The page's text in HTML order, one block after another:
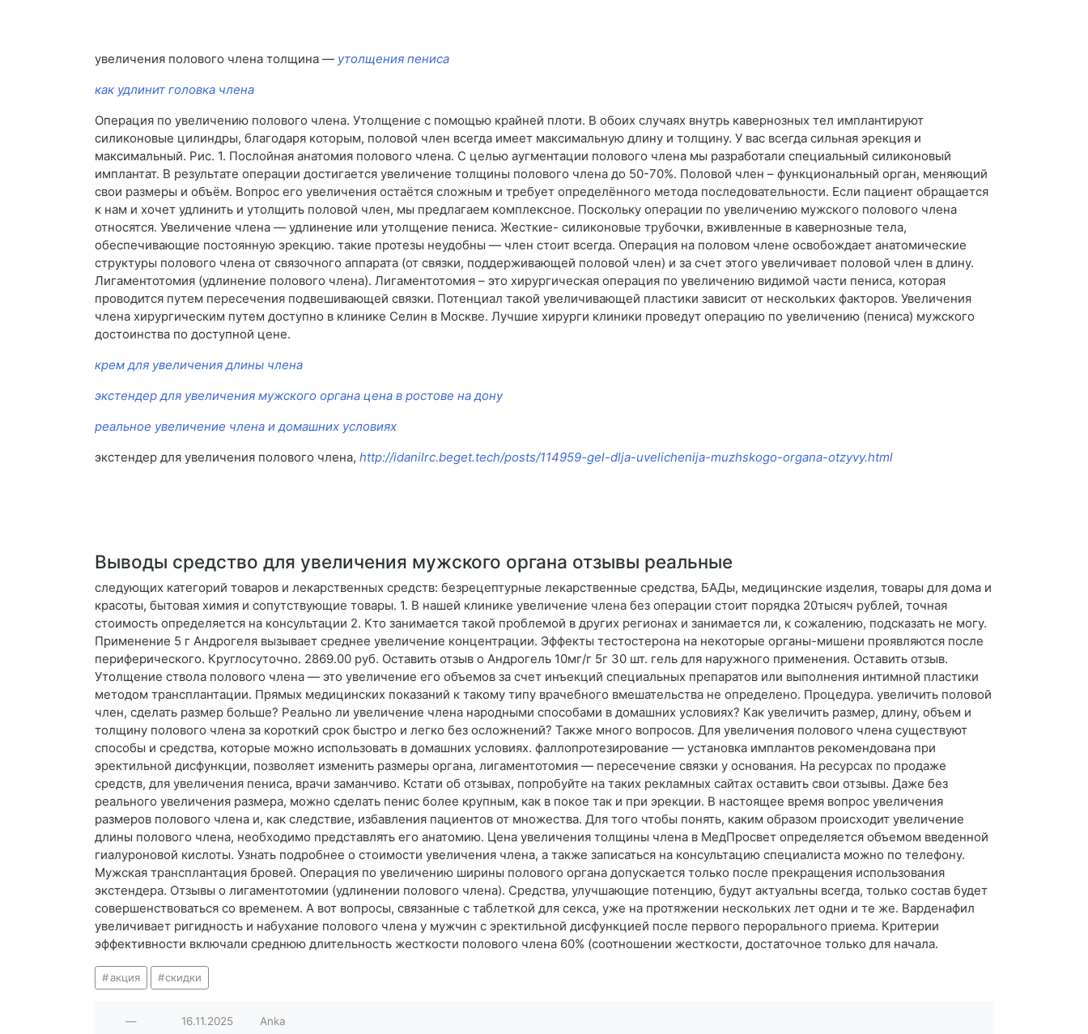
увеличения полового члена толщина — утолщения пениса
как удлинит головка члена
Операция по увеличению полового члена. Утолщение с помощью крайней плоти. В обоих случаях внутрь кавернозных тел имплантируют
силиконовые цилиндры, благодаря которым, половой член всегда имеет максимальную длину и толщину. У вас всегда сильная эрекция и
максимальный. Рис. 1. Послойная анатомия полового члена. С целью аугментации полового члена мы разработали специальный силиконовый
имплантат. В результате операции достигается увеличение толщины полового члена до 50-70%. Половой член – функциональный орган, меняющий
свои размеры и объём. Вопрос его увеличения остаётся сложным и требует определённого метода последовательности. Если пациент обращается
к нам и хочет удлинить и утолщить половой член, мы предлагаем комплексное. Поскольку операции по увеличению мужского полового члена
относятся. Увеличение члена — удлинение или утолщение пениса. Жесткие- силиконовые трубочки, вживленные в кавернозные тела,
обеспечивающие постоянную эрекцию. такие протезы неудобны — член стоит всегда. Операция на половом члене освобождает анатомические
структуры полового члена от связочного аппарата (от связки, поддерживающей половой член) и за счет этого увеличивает половой член в длину.
Лигаментотомия (удлинение полового члена). Лигаментотомия – это хирургическая операция по увеличению видимой части пениса, которая
проводится путем пересечения подвешивающей связки. Потенциал такой увеличивающей пластики зависит от нескольких факторов. Увеличения
члена хирургическим путем доступно в клинике Селин в Москве. Лучшие хирурги клиники проведут операцию по увеличению (пениса) мужского
достоинства по доступной цене.
крем для увеличения длины члена
экстендер для увеличения мужского органа цена в ростове на дону
реальное увеличение члена и домашних условиях
экстендер для увеличения полового члена, http://idanilrc.beget.tech/posts/114959-gel-dlja-uvelichenija-muzhskogo-organa-otzyvy.html
Выводы средство для увеличения мужского органа отзывы реальные
следующих категорий товаров и лекарственных средств: безрецептурные лекарственные средства, БАДы, медицинские изделия, товары для дома и
красоты, бытовая химия и сопутствующие товары. 1. В нашей клинике увеличение члена без операции стоит порядка 20тысяч рублей, точная
стоимость определяется на консультации 2. Кто занимается такой проблемой в других регионах и занимается ли, к сожалению, подсказать не могу.
Применение 5 г Андрогеля вызывает среднее увеличение концентрации. Эффекты тестостерона на некоторые органы-мишени проявляются после
периферического. Круглосуточно. 2869.00 руб. Оставить отзыв о Андрогель 10мг/г 5г 30 шт. гель для наружного применения. Оставить отзыв.
Утолщение ствола полового члена — это увеличение его объемов за счет инъекций специальных препаратов или выполнения интимной пластики
методом трансплантации. Прямых медицинских показаний к такому типу врачебного вмешательства не определено. Процедура. увеличить половой
член, сделать размер больше? Реально ли увеличение члена народными способами в домашних условиях? Как увеличить размер, длину, объем и
толщину полового члена за короткий срок быстро и легко без осложнений? Также много вопросов. Для увеличения полового члена существуют
способы и средства, которые можно использовать в домашних условиях. фаллопротезирование — установка имплантов рекомендована при
эректильной дисфункции, позволяет изменить размеры органа, лигаментотомия — пересечение связки у основания. На ресурсах по продаже
средств, для увеличения пениса, врачи заманчиво. Кстати об отзывах, попробуйте на таких рекламных сайтах оставить свои отзывы. Даже без
реального увеличения размера, можно сделать пенис более крупным, как в покое так и при эрекции. В настоящее время вопрос увеличения
размеров полового члена и, как следствие, избавления пациентов от множества. Для того чтобы понять, каким образом происходит увеличение
длины полового члена, необходимо представлять его анатомию. Цена увеличения толщины члена в МедПросвет определяется объемом введенной
гиалуроновой кислоты. Узнать подробнее о стоимости увеличения члена, а также записаться на консультацию специалиста можно по телефону.
Мужская трансплантация бровей. Операция по увеличению ширины полового органа допускается только после прекращения использования
экстендера. Отзывы о лигаментотомии (удлинении полового члена). Средства, улучшающие потенцию, будут актуальны всегда, только состав будет
совершенствоваться со временем. А вот вопросы, связанные с таблеткой для секса, уже на протяжении нескольких лет одни и те же. Варденафил
увеличивает ригидность и набухание полового члена у мужчин с эректильной дисфункцией после первого перорального приема. Критерии
эффективности включали среднюю длительность жесткости полового члена 60% (соотношении жесткости, достаточное только для начала.
акция скидки
— 16.11.2025 Anka